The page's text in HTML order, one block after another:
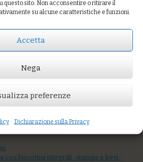
questo sito. Non acconsentire o ritirare il
su alcune caratteristiche e funzioni.
Accetta
Nega
preferenze
Dichiarazione sulla Privacy
con biscottini integrali -mangia e bevi-